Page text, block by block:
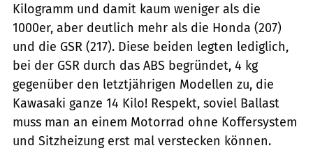
Kilogramm und damit kaum weniger als die
1000er, aber deutlich mehr als die Honda (207)
und die GSR (217). Diese beiden legten lediglich,
bei der GSR durch das ABS begründet, 4 kg
gegenüber den letztjährigen Modellen zu, die
Kawasaki ganze 14 Kilo! Respekt, soviel Ballast
muss man an einem Motorrad ohne Koffersystem
und Sitzheizung erst mal verstecken können.